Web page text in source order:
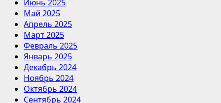
Июнь 2025
Май 2025
Апрель 2025
Март 2025
Февраль 2025
Январь 2025
Декабрь 2024
Ноябрь 2024
Октябрь 2024
Сентябрь 2024